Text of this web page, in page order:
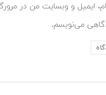
ایمیل و وبسایت من در
می‌نویسم.